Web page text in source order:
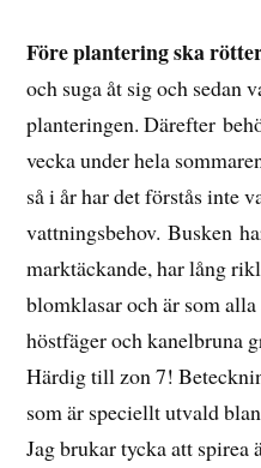
Före plantering ska
och suga åt sig och sedan
planteringen. Därefter
vecka under hela
så i år har det förstås inte
vattningsbehov. Busken
marktäckande, har lång
blomklasar och är som
höstfäger och kanelbruna
Härdig till zon 7!
som är speciellt utvald
Jag brukar tycka att spirea